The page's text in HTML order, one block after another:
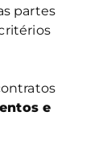
partes
e